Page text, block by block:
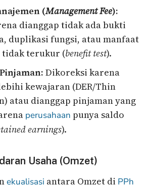
(Management Fee):
dianggap tidak ada bukti
duplikasi fungsi, atau manfaat
tidak terukur (benefit test).
Dikoreksi karena
kewajaran (DER/Thin
atau dianggap pinjaman yang
perusahaan punya saldo
earnings).
Usaha (Omzet)
ekualisasi antara Omzet di PPh